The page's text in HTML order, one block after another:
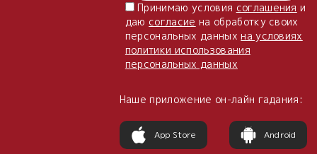
Принимаю условия соглашения и
даю согласие на обработку своих
персональных данныхна условиях
политики использования
персональных данных
Наше приложение он-лайн гадания:
App Store Android